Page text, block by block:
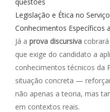
Legislação e Ética no
Conhecimentos
Já a prova discursiva
que exige do candidato a
conhecimentos técnicos da
situação concreta —
não apenas a teoria, mas
em contextos reais.